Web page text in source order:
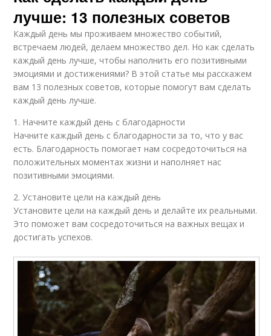
лучше: 13 полезных советов
Каждый день мы проживаем множество событий,
встречаем людей, делаем множество дел. Но как сделать
каждый день лучше, чтобы наполнить его позитивными
эмоциями и достижениями? В этой статье мы расскажем
вам 13 полезных советов, которые помогут вам сделать
каждый день лучше.
1. Начните каждый день с благодарности
Начните каждый день с благодарности за то, что у вас
есть. Благодарность помогает нам сосредоточиться на
положительных моментах жизни и наполняет нас
позитивными эмоциями.
2. Установите цели на каждый день
Установите цели на каждый день и делайте их реальными.
Это поможет вам сосредоточиться на важных вещах и
достигать успехов.